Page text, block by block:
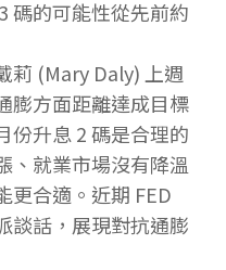
碼的可能性從先前約
莉 (Mary Daly) 上週
膨方面距離達成目標
份升息 2 碼是合理的
、就業市場沒有降溫
更合適。近期 FED
談話，展現對抗通膨